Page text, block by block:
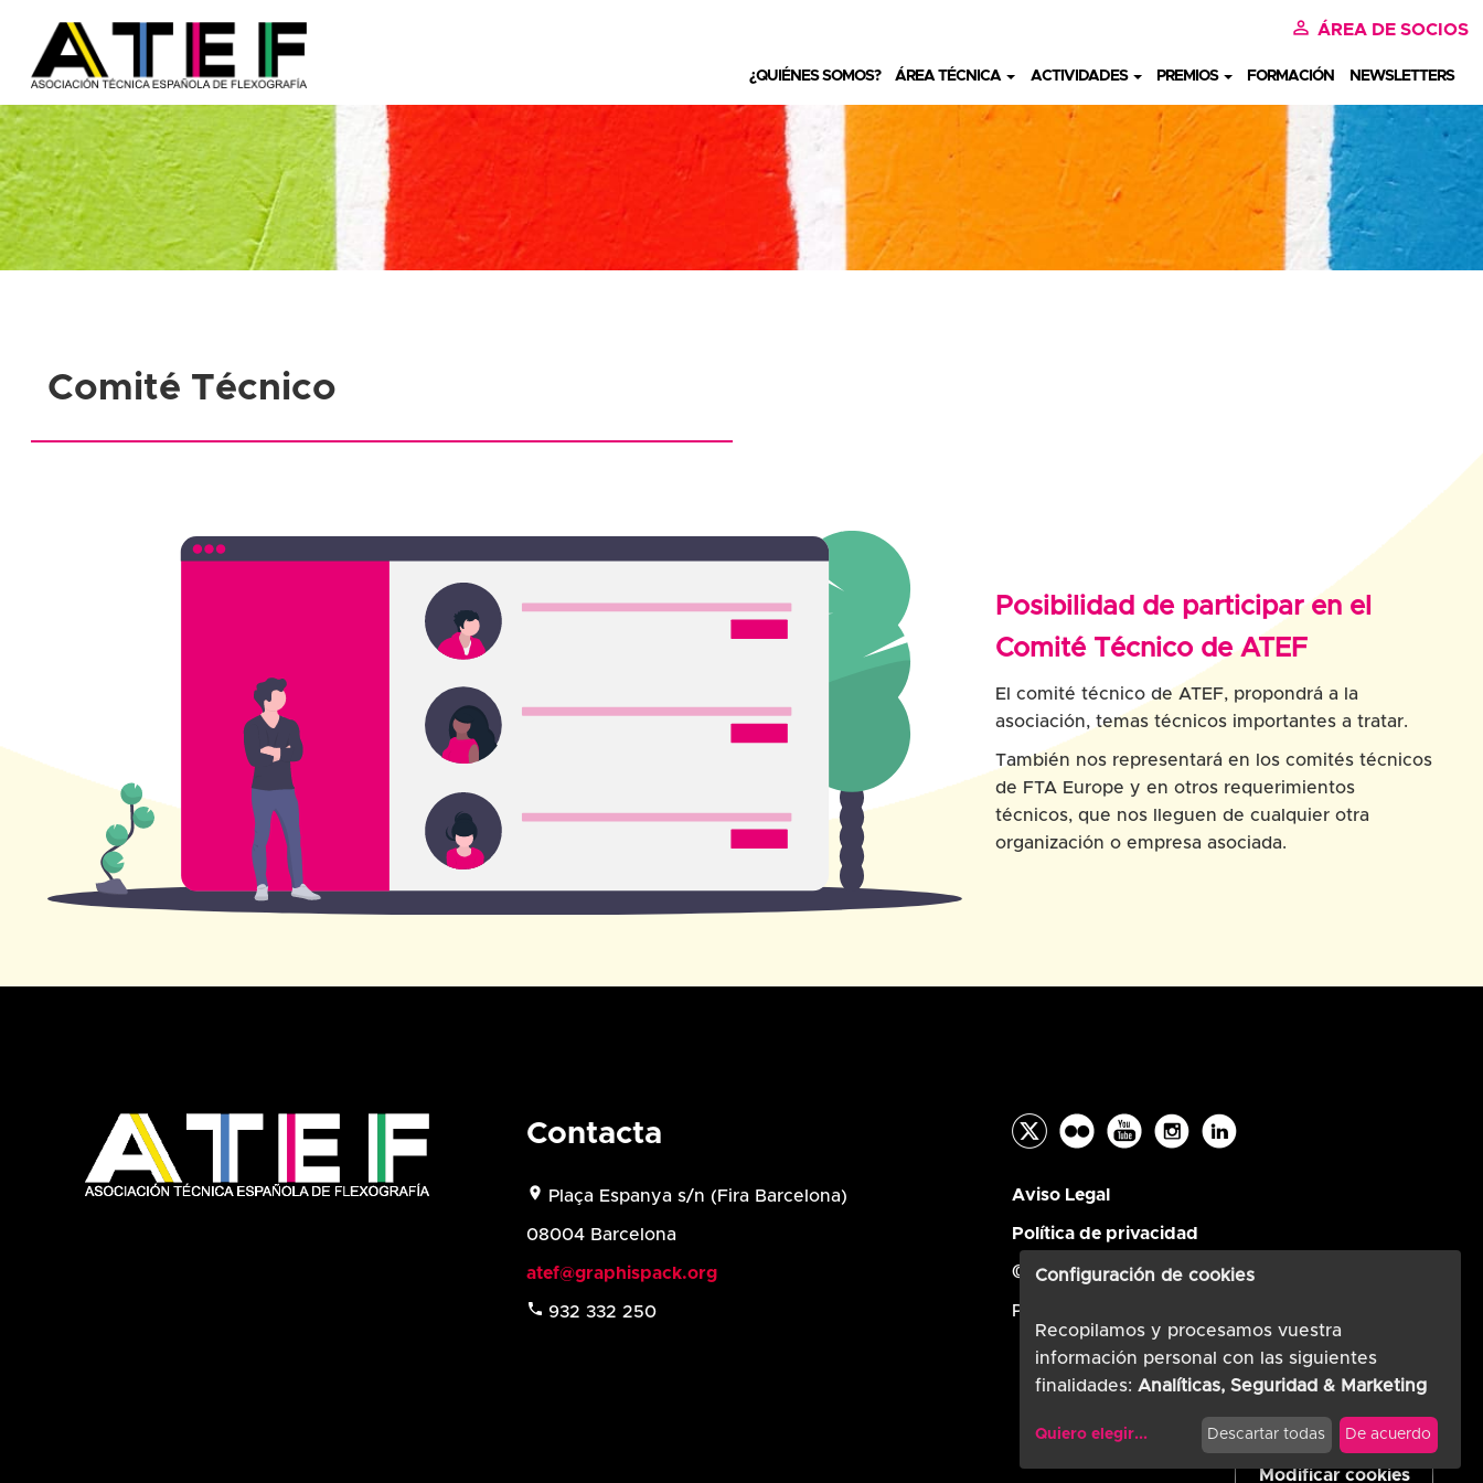
perm_identity ÁREA DE SOCIOS
¿QUIÉNES SOMOS? ÁREA TÉCNICA ACTIVIDADES PREMIOS FORMACIÓN NEWSLETTERS
Comité Técnico
Posibilidad de participar en el
Comité Técnico de ATEF
El comité técnico de ATEF, propondrá a la
asociación, temas técnicos importantes a tratar.
También nos representará en los comités técnicos
de FTA Europe y en otros requerimientos
técnicos, que nos lleguen de cualquier otra
organización o empresa asociada.
Contacta
location_on Plaça Espanya s/n (Fira Barcelona)
08004 Barcelona
atef@graphispack.org
phone 932 332 250
Aviso Legal
Política de privacidad
© ATEF 2026
Powered by
Modificar cookies
Configuración de cookies
Recopilamos y procesamos vuestra
información personal con las siguientes
finalidades: Analíticas, Seguridad & Marketing
Quiero elegir... Descartar todas De acuerdo